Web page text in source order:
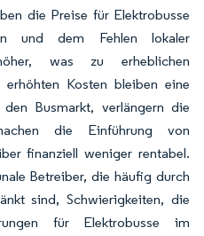
die Preise für Elektrobusse
und dem Fehlen lokaler
was zu erheblichen
Kosten bleiben eine
Busmarkt, verlängern die
die Einführung von
finanziell weniger rentabel.
Betreiber, die häufig durch
sind, Schwierigkeiten, die
für Elektrobusse im